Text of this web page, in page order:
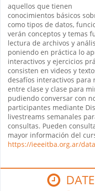
aquellos que tienen
conocimientos básicos
como tipos de datos,
verán conceptos y temas
lectura de archivos y
poniendo en práctica lo
interactivos y ejercicios
consisten en videos y
desafíos interactivos para
entre clase y clase para
pudiendo conversar con
participantes mediante
livestreams semanales
consultas. Pueden
mayor información del
https://ieeeitba.org.ar/